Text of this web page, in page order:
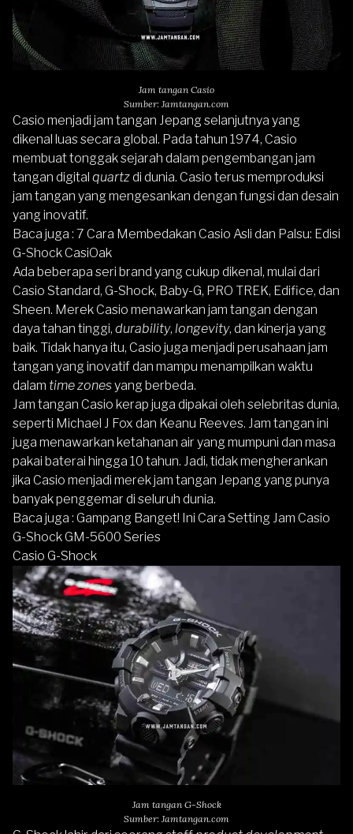
Jam tangan Casio
Sumber: Jamtangan.com
Casio menjadi jam tangan Jepang selanjutnya yang
dikenal luas secara global. Pada tahun 1974, Casio
membuat tonggak sejarah dalam pengembangan jam
tangan digital quartzdi dunia. Casio terus memproduksi
jam tangan yang mengesankan dengan fungsi dan desain
yang inovatif.
Baca juga : 7 Cara Membedakan Casio Asli dan Palsu: Edisi
G-Shock CasiOak
Ada beberapa seri brand yang cukup dikenal, mulai dari
Casio Standard, G-Shock, Baby-G, PRO TREK, Edifice, dan
Sheen. Merek Casio menawarkan jam tangan dengan
daya tahan tinggi, durability, longevity, dan kinerja yang
baik. Tidak hanya itu, Casio juga menjadi perusahaan jam
tangan yang inovatif dan mampu menampilkan waktu
dalam time zonesyang berbeda.
Jam tangan Casio kerap juga dipakai oleh selebritas dunia,
seperti Michael J Fox dan Keanu Reeves. Jam tangan ini
juga menawarkan ketahanan air yang mumpuni dan masa
pakai baterai hingga 10 tahun. Jadi, tidak mengherankan
jika Casio menjadi merek jam tangan Jepang yang punya
banyak penggemar di seluruh dunia.
Baca juga : Gampang Banget! Ini Cara Setting Jam Casio
G-Shock GM-5600 Series
Casio G-Shock
Jam tangan G-Shock
Sumber: Jamtangan.com